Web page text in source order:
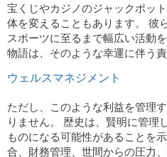
宝くじやカジノのジャックポッ
体を変えることもあります。 彼
スポーツに至るまで幅広い活動
物語は、そのような幸運に伴う
ウェルスマネジメント
ただし、このような利益を管理
りません。 歴史は、賢明に管理
ものになる可能性があることを
合、財務管理、世間からの圧力